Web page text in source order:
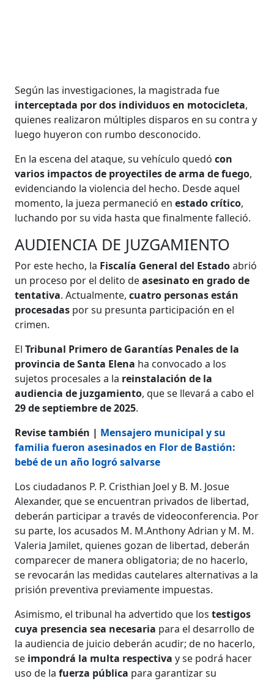
Según las investigaciones, la magistrada fue
interceptada por dos individuos en motocicleta,
quienes realizaron múltiples disparos en su contra y
luego huyeron con rumbo desconocido.
En la escena del ataque, su vehículo quedócon
varios impactos de proyectiles de arma de fuego,
evidenciando la violencia del hecho. Desde aquel
momento, la jueza permaneció enestado crítico,
luchando por su vida hasta que finalmente falleció.
AUDIENCIA DE JUZGAMIENTO
Por este hecho, la Fiscalía General del Estadoabrió
un proceso por el delito deasesinato en grado de
tentativa. Actualmente,cuatro personas están
procesadas por su presunta participación en el
crimen.
ElTribunal Primero de Garantías Penales de la
provincia de Santa Elena ha convocado a los
sujetos procesales a la reinstalación de la
audiencia de juzgamiento, que se llevará a cabo el
29 de septiembre de 2025.
Revise también | Mensajero municipal y su
familia fueron asesinados en Flor de Bastión:
bebé de un año logró salvarse
Los ciudadanos P. P. Cristhian Joel y B. M. Josue
Alexander, que se encuentran privados de libertad,
deberán participar a través de videoconferencia. Por
su parte, los acusados M. M.Anthony Adrian y M. M.
Valeria Jamilet, quienes gozan de libertad, deberán
comparecer de manera obligatoria; de no hacerlo,
se revocarán las medidas cautelares alternativas a la
prisión preventiva previamente impuestas.
Asimismo, el tribunal ha advertido que lostestigos
cuya presencia sea necesaria para el desarrollo de
la audiencia de juicio deberán acudir; de no hacerlo,
se impondrá la multa respectiva y se podrá hacer
uso de lafuerza pública para garantizar su